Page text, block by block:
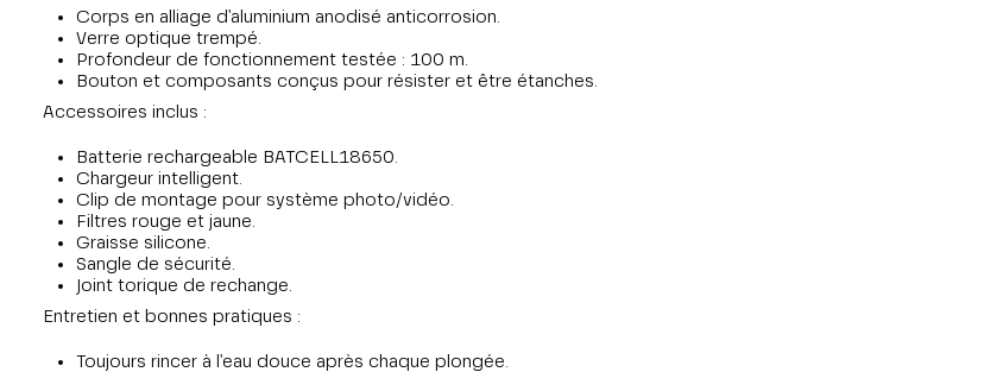
Corps en alliage d'aluminium anodisé anticorrosion.
Verre optique trempé.
Profondeur de fonctionnement testée : 100 m.
Bouton et composants conçus pour résister et être étanches.
Accessoires inclus :
Batterie rechargeable BATCELL18650.
Chargeur intelligent.
Clip de montage pour système photo/vidéo.
Filtres rouge et jaune.
Graisse silicone.
Sangle de sécurité.
Joint torique de rechange.
Entretien et bonnes pratiques :
Toujours rincer à l'eau douce après chaque plongée.